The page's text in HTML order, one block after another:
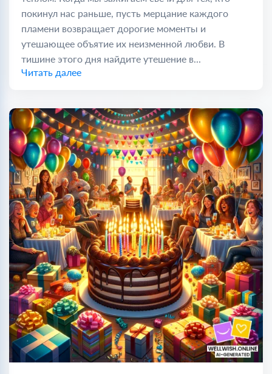
покинул нас раньше, пусть мерцание каждого
пламени возвращает дорогие моменты и
утешающее объятие их неизменной любви. В
тишине этого дня найдите утешение в...
Читать далее